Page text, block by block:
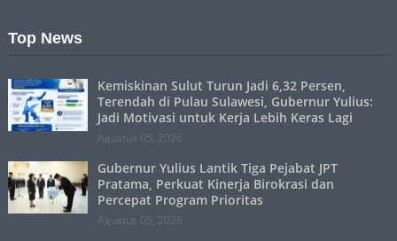
Top News
Kemiskinan Sulut Turun Jadi 6,32 Persen,
Terendah di Pulau Sulawesi, Gubernur Yulius:
Jadi Motivasi untuk Kerja Lebih Keras Lagi
Agustus 05, 2026
Gubernur Yulius Lantik Tiga Pejabat JPT
Pratama, Perkuat Kinerja Birokrasi dan
Percepat Program Prioritas
Agustus 05, 2026